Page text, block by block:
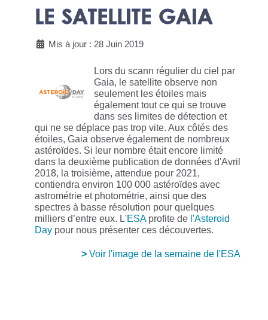
LE SATELLITE GAIA
Mis à jour : 28 Juin 2019
Lors du scann régulier du ciel par
Gaia, le satellite observe non
seulement les étoiles mais
également tout ce qui se trouve
dans ses limites de détection et
qui ne se déplace pas trop vite. Aux côtés des
étoiles, Gaia observe également de nombreux
astéroïdes. Si leur nombre était encore limité
dans la deuxième publication de données d'Avril
2018, la troisième, attendue pour 2021,
contiendra environ 100 000 astéroïdes avec
astrométrie et photométrie, ainsi que des
spectres à basse résolution pour quelques
milliers d’entre eux. L'ESAprofite de l'Asteroid
Day pour nous présenter ces découvertes.
> Voir l'image de la semaine de l'ESA